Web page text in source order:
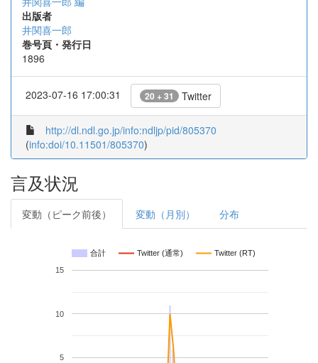
出版者
井関喜一郎
巻号頁・発行日
1896
2023-07-16 17:00:31 20 + 31 Twitter
http://dl.ndl.go.jp/info:ndljp/pid/805370
(info:doi/10.11501/805370)
言及状況
変動（ピーク前後） 変動（月別） 分布
合計 Twitter (通常) Twitter (RT)
5
10
15